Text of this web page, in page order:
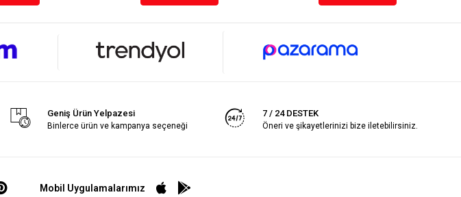
Geniş Ürün Yelpazesi
Binlerce ürün ve kampanya seçeneği
7 / 24 DESTEK
Öneri ve şikayetlerinizi bize iletebilirsiniz.
Mobil Uygulamalarımız